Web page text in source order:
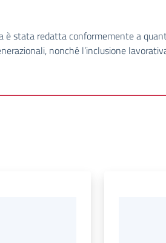
è stata redatta conformemente a
nonché l’inclusione